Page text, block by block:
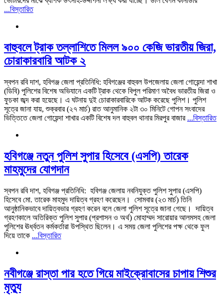
...বিস্তারিত
বাহুবলে ট্রাক তল্লাশিতে মিলল ৯০০ কেজি ভারতীয় জিরা,
চোরাকারবারি আটক ২
স্বপন রবি দাশ, হবিগঞ্জ জেলা প্রতিনিধি: হবিগঞ্জের বাহুবল উপজেলায় জেলা গোয়েন্দা শাখা
(ডিবি) পুলিশের বিশেষ অভিযানে একটি ট্রাক থেকে বিপুল পরিমাণ অবৈধ ভারতীয় জিরা ও
ফুচকা জব্দ করা হয়েছে। এ ঘটনায় দুই চোরাকারবারিকে আটক করেছে পুলিশ। পুলিশ
সূত্রে জানা যায়, শুক্রবার (২৭ মার্চ) রাত আনুমানিক ২টা ৩০ মিনিটে গোপন সংবাদের
ভিত্তিতে জেলা গোয়েন্দা শাখার একটি বিশেষ দল বাহুবল থানার মিরপুর বাজার ...বিস্তারিত
‎হবিগঞ্জে নতুন পুলিশ সুপার হিসেবে (এসপি) তারেক
মাহমুদের যোগদান
স্বপন রবি দাশ, হবিগঞ্জ প্রতিনিধি: ‎ ‎হবিগঞ্জ জেলায় নবনিযুক্ত পুলিশ সুপার (এসপি)
হিসেবে মো. তারেক মাহমুদ দায়িত্ব গ্রহণ করেছেন। ‎ ‎সোমবার (২৩ মার্চ) তিনি
আনুষ্ঠানিকভাবে দায়িত্বভার গ্রহণ করেন বলে জেলা পুলিশ সূত্রে জানা গেছে। ‎ ‎দায়িত্ব
গ্রহণকালে অতিরিক্ত পুলিশ সুপার (প্রশাসন ও অর্থ) মোহাম্মদ সারোয়ার আলমসহ জেলা
পুলিশের ঊর্ধ্বতন কর্মকর্তারা উপস্থিত ছিলেন। এ সময় জেলা পুলিশের পক্ষ থেকে ফুল
দিয়ে তাকে ...বিস্তারিত
নবীগঞ্জে রাস্তা পার হতে গিয়ে মাইক্রোবাসের চাপায় শিশুর
মৃত্যু